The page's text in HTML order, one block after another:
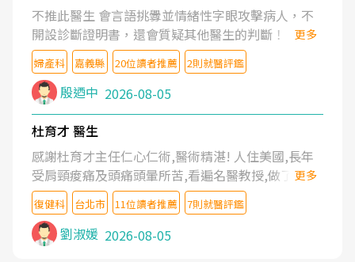
不推此醫生 會言語挑釁並情緒性字眼攻擊病人，不
開設診斷證明書，還會質疑其他醫生的判斷！
更多
婦產科 嘉義縣 20位讀者推薦 2則就醫評鑑
殷迺中 2026-08-05
杜育才 醫生
感謝杜育才主任仁心仁術,醫術精湛! 人住美國,長年
受肩頸痠痛及頭痛頭暈所苦,看遍名醫教授,做了各種
檢查,也嘗試過西醫打針,中醫針灸及物理徒手治療都
沒有用,後來連吃到嗎啡類止痛藥都效果有限,只是壓
症狀,沒多久就痛起來,多年失眠嚴重影響生活品質.
台灣親友介紹忠孝醫院杜育才主任是頸頭症候群專
更多
復健科 台北市 11位讀者推薦 7則就醫評鑑
劉淑媛 2026-08-05